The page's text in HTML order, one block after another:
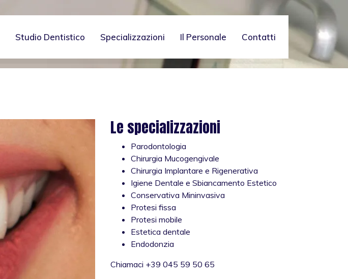
Studio Dentistico Specializzazioni Il Personale Contatti
Le specializzazioni
Parodontologia
Chirurgia Mucogengivale
Chirurgia Implantare e Rigenerativa
Igiene Dentale e Sbiancamento Estetico
Conservativa Mininvasiva
Protesi fissa
Protesi mobile
Estetica dentale
Endodonzia
Chiamaci +39 045 59 50 65